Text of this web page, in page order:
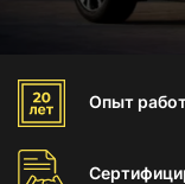
Опыт